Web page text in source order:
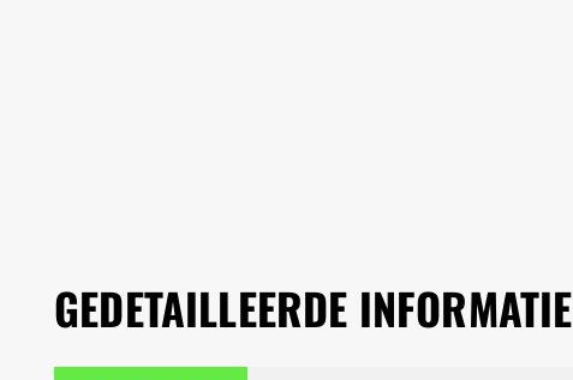
GEDETAILLEERDE INFORMATIE